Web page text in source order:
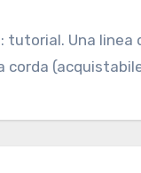
tutorial. Una linea
corda